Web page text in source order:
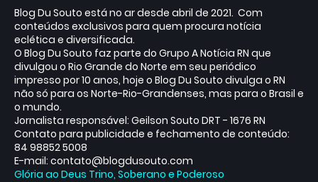
Blog Du Souto está no ar desde abril de 2021. Com
conteúdos exclusivos para quem procura notícia
eclética e diversificada.
O Blog Du Souto faz parte do Grupo A Notícia RN que
divulgou o Rio Grande do Norte em seu periódico
impresso por 10 anos, hoje o Blog Du Souto divulga o RN
não só para os Norte-Rio-Grandenses, mas para o Brasil e
o mundo.
Jornalista responsável: Geilson Souto DRT - 1676 RN
Contato para publicidade e fechamento de conteúdo:
84 98852 5008
E-mail: contato@blogdusouto.com
Glória ao Deus Trino, Soberano e Poderoso